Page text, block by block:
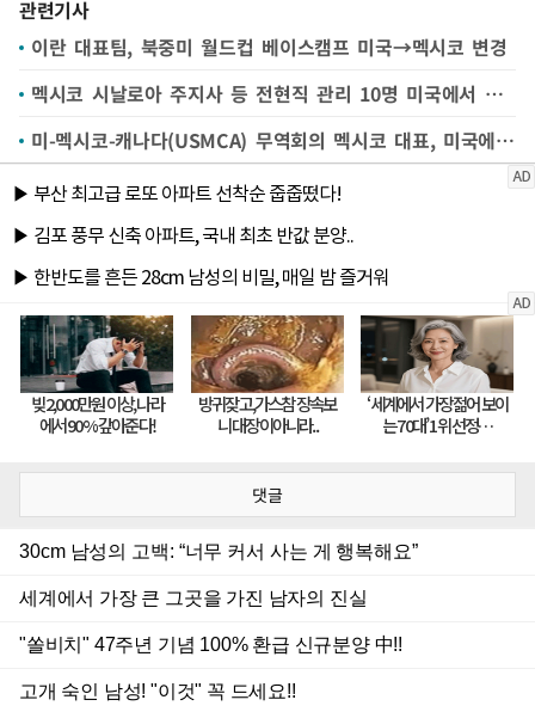
관련기사
이란 대표팀, 북중미 월드컵 베이스캠프 미국→멕시코 변경
멕시코 시날로아 주지사 등 전현직 관리 10명 미국에서 기소 --AP
미-멕시코-캐나다(USMCA) 무역회의 멕시코 대표, 미국에 "증거 기반"협상 요구
댓글